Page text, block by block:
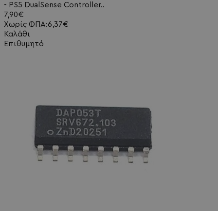
- PS5 DualSense Controller..
7,90€
Χωρίς ΦΠΑ:6,37€
Καλάθι
Επιθυμητό